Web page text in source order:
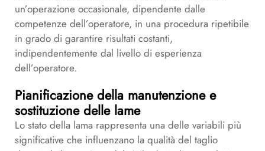
un’operazione occasionale, dipendente dalle
competenze dell’operatore, in una procedura ripetibile
in grado di garantire risultati costanti,
indipendentemente dal livello di esperienza
dell’operatore.
Pianificazione della manutenzione e
sostituzione delle lame
Lo stato della lama rappresenta una delle variabili più
significative che influenzano la qualità del taglio